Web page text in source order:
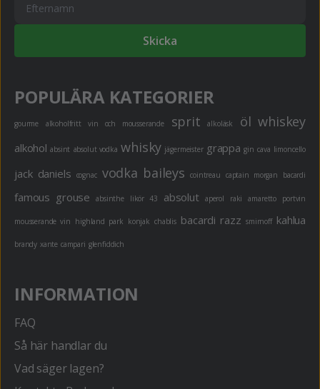
Skicka
POPULÄRA KATEGORIER
gourme alkoholfritt vin och mousserande sprit alkoläsk öl whiskey
alkohol absint absolut vodka whisky jägermeister grappa gin cava limoncello
jack daniels cognac vodka baileys cointreau captain morgan bacardi
famous grouse absinthe likör 43 absolut aperol raki amaretto portvin
mousserande vin highland park konjak chablis bacardi razz smirnoff kahlua
brandy xante campari glenfiddich
INFORMATION
FAQ
Så här handlar du
Vad säger lagen?